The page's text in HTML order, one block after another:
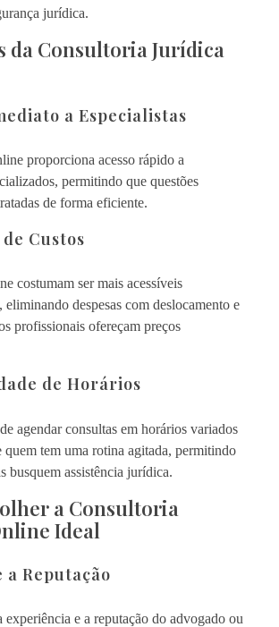
jurídica.
da Consultoria Jurídica
a Especialistas
proporciona acesso rápido a
permitindo que questões
de forma eficiente.
Custos
costumam ser mais acessíveis
eliminando despesas com deslocamento e
profissionais ofereçam preços
de Horários
agendar consultas em horários variados
tem uma rotina agitada, permitindo
busquem assistência jurídica.
a Consultoria
Ideal
a Reputação
experiência e a reputação do advogado ou